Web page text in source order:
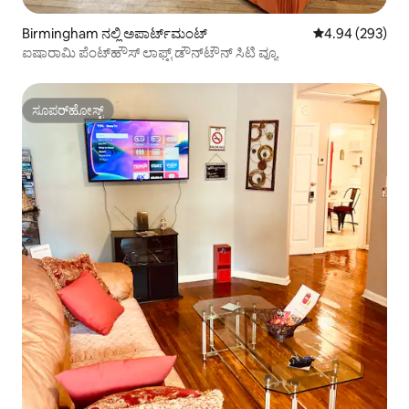
Birmingham ನಲ್ಲಿ ಅಪಾರ್ಟ್‌ಮಂಟ್ 5 ರಲ್ಲಿ 4.94
4.94 (293)
ಐಷಾರಾಮಿ ಪೆಂಟ್‌ಹೌಸ್ ಲಾಫ್ಟ್ ಡೌನ್‌ಟೌನ್ ಸಿಟಿ ವ್ಯೂ
ಸೂಪರ್‌ಹೋಸ್ಟ್
ಸೂಪರ್‌ಹೋಸ್ಟ್